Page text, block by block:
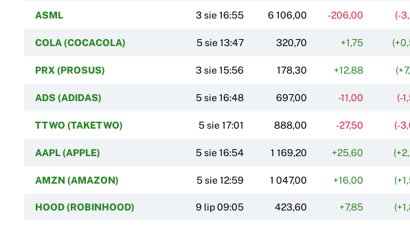
ASML 3 sie 16:55 6 106,00 -206,00 (-
COLA (COCACOLA) 5 sie 13:47 320,70 +1,75
PRX (PROSUS) 3 sie 15:56 178,30 +12,88
ADS (ADIDAS) 5 sie 16:48 697,00 -11,00 (-
TTWO (TAKETWO) 5 sie 17:01 888,00 -27,50 (-
AAPL (APPLE) 5 sie 16:54 1 169,20 +25,60
AMZN (AMAZON) 5 sie 12:59 1 047,00 +16,00
HOOD (ROBINHOOD) 9 lip 09:05 423,60 +7,85